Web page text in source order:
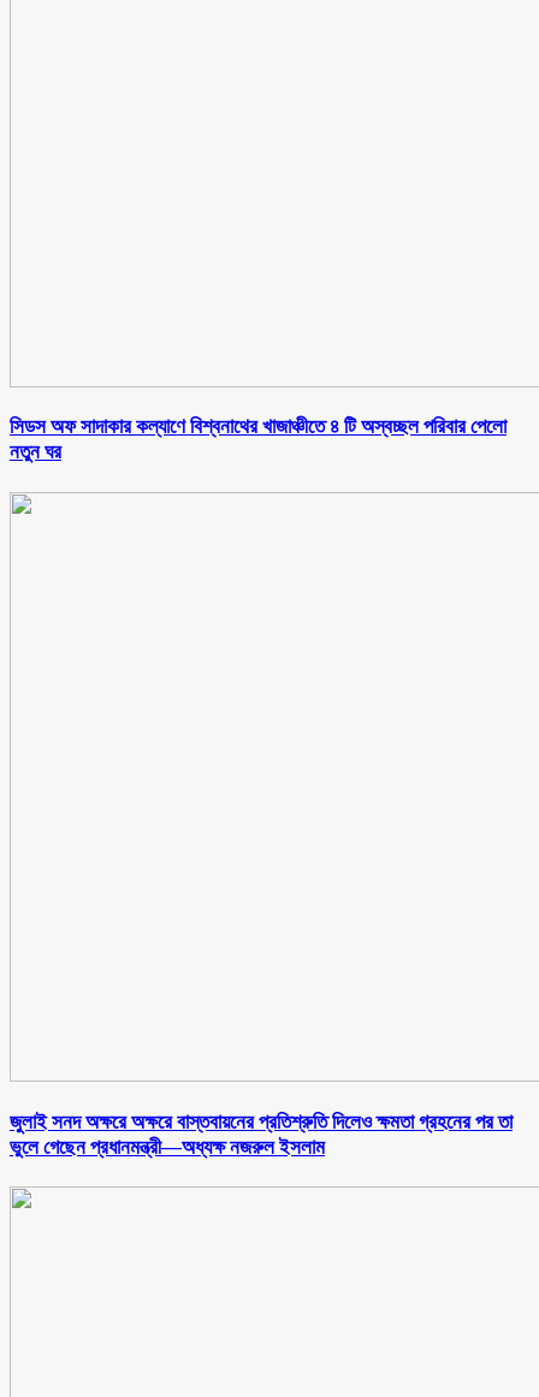
সিডস অফ সাদাকার কল্যাণে বিশ্বনাথের খাজাঞ্চীতে ৪ টি অস্বচ্ছল পরিবার পেলো
নতুন ঘর
জুলাই সনদ অক্ষরে অক্ষরে বাস্তবায়নের প্রতিশ্রুতি দিলেও ক্ষমতা গ্রহনের পর তা
ভুলে গেছেন প্রধানমন্ত্রী—অধ্যক্ষ নজরুল ইসলাম